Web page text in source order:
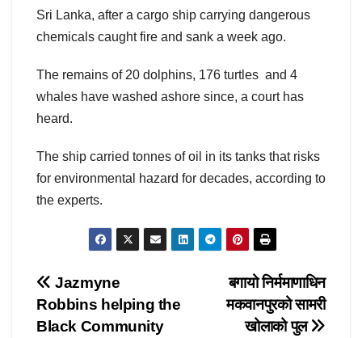
Sri Lanka, after a cargo ship carrying dangerous
chemicals caught fire and sank a week ago.
The remains of 20 dolphins, 176 turtles and 4
whales have washed ashore since, a court has
heard.
The ship carried tonnes of oil in its tanks that risks
for environmental hazard for decades, according to
the experts.
Post
navigation
बगायो निर्ममाणाधिन
मकवानपुरको सामरी
खोलाको पुल
Jazmyne
Robbins helping the
Black Community